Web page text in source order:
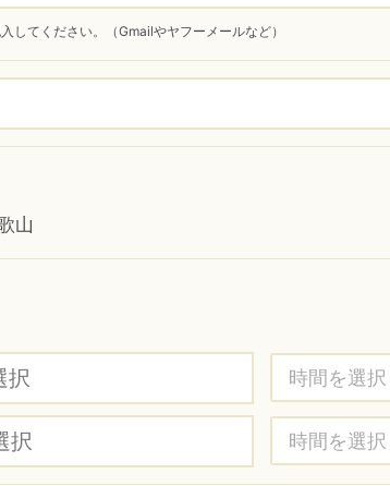
してください。（Gmailやヤフーメールなど）
山